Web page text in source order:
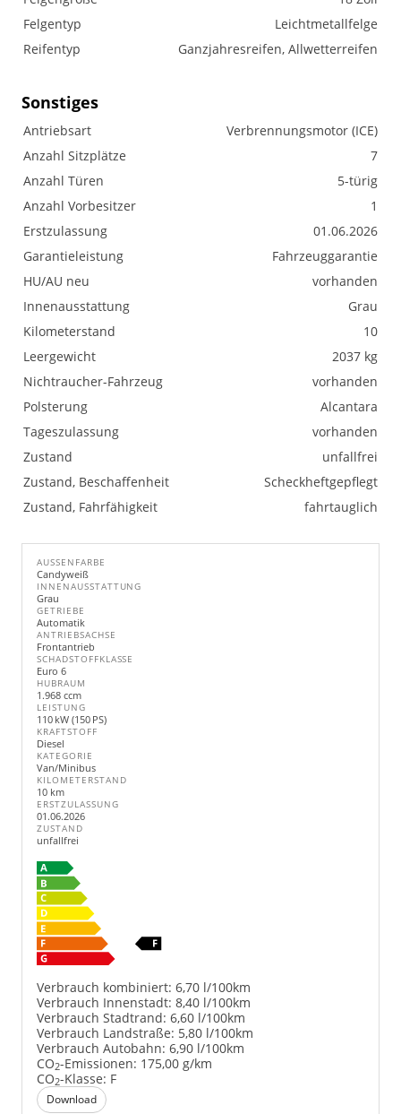
Felgentyp
Leichtmetallfelge
Reifentyp
Ganzjahresreifen, Allwetterreifen
Sonstiges
Antriebsart
Verbrennungsmotor (ICE)
Anzahl Sitzplätze
7
Anzahl Türen
5-türig
Anzahl Vorbesitzer
1
Erstzulassung
01.06.2026
Garantieleistung
Fahrzeuggarantie
HU/AU neu
vorhanden
Innenausstattung
Grau
Kilometerstand
10
Leergewicht
2037 kg
Nichtraucher-Fahrzeug
vorhanden
Polsterung
Alcantara
Tageszulassung
vorhanden
Zustand
unfallfrei
Zustand, Beschaffenheit
Scheckheftgepflegt
Zustand, Fahrfähigkeit
fahrtauglich
AUSSENFARBE
Candyweiß
INNENAUSSTATTUNG
Grau
GETRIEBE
Automatik
ANTRIEBSACHSE
Frontantrieb
SCHADSTOFFKLASSE
Euro 6
HUBRAUM
1.968 ccm
LEISTUNG
110 kW (150 PS)
KRAFTSTOFF
Diesel
KATEGORIE
Van/Minibus
KILOMETERSTAND
10 km
ERSTZULASSUNG
01.06.2026
ZUSTAND
unfallfrei
Verbrauch kombiniert: 6,70 l/100km
Verbrauch Innenstadt: 8,40 l/100km
Verbrauch Stadtrand: 6,60 l/100km
Verbrauch Landstraße: 5,80 l/100km
Verbrauch Autobahn: 6,90 l/100km
CO2-Emissionen: 175,00 g/km
CO2-Klasse: F
Download